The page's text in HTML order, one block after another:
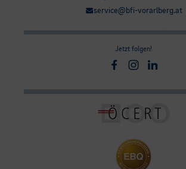
service@bfi-vorarlberg.at
Jetzt folgen!
Facebook
Instagram
Linkedin